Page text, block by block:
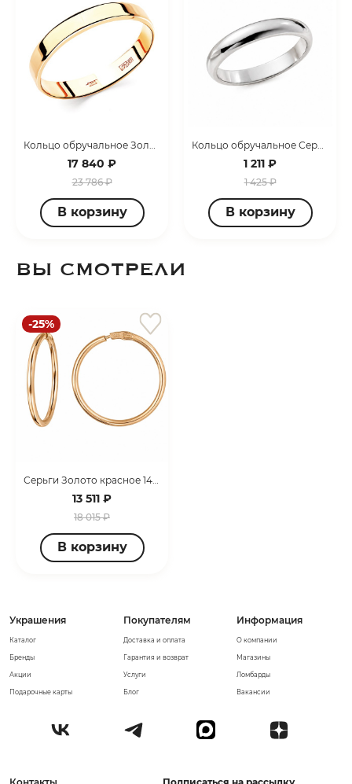
Кольцо обручальное Золото красное 1400008226
17 840 ₽
23 786 ₽
В корзину
Кольцо обручальное Серебро родированное 3407008051-10
1 211 ₽
1 425 ₽
В корзину
ВЫ СМОТРЕЛИ
-25%
Серьги Золото красное 14010428/11
13 511 ₽
18 015 ₽
В корзину
Информация
О компании
Магазины
Ломбарды
Вакансии
Украшения
Каталог
Бренды
Акции
Подарочные карты
Покупателям
Доставка и оплата
Гарантия и возврат
Услуги
Блог